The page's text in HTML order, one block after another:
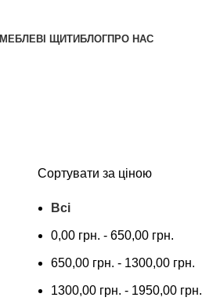
МЕБЛЕВІ ЩИТИ БЛОГПРО НАС
Сортувати за ціною
Всі
0,00 грн. - 650,00 грн.
650,00 грн. - 1300,00 грн.
1300,00 грн. - 1950,00 грн.